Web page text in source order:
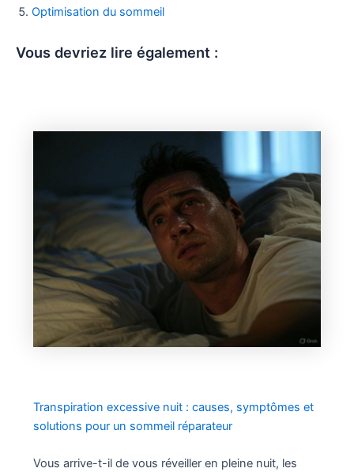
Optimisation du sommeil
Vous devriez lire également :
Transpiration excessive nuit : causes, symptômes et
solutions pour un sommeil réparateur
Vous arrive-t-il de vous réveiller en pleine nuit, les